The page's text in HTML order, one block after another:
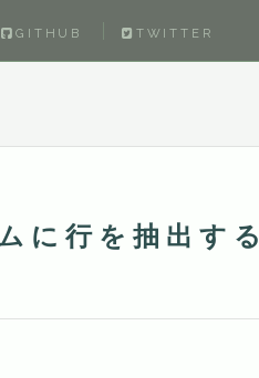
GITHUB TWITTER
に行を抽出する